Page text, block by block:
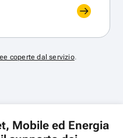
coperte dal servizio.
Mobile ed Energia